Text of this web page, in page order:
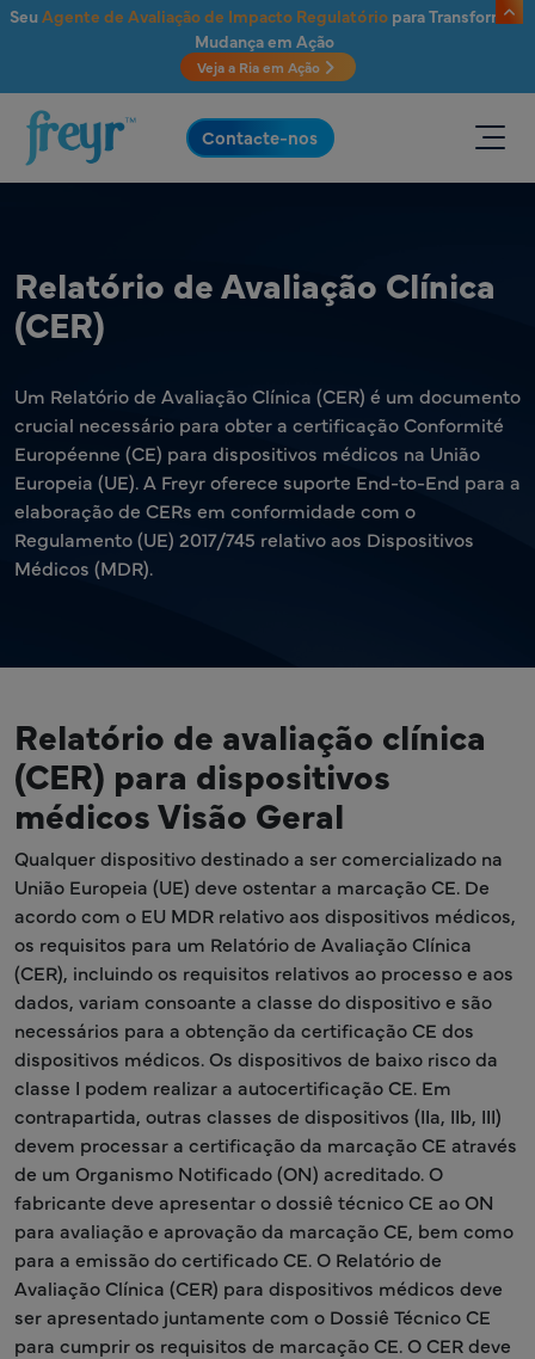
Saltar para o conteúdo principal
Seu Agente de Avaliação de Impacto Regulatóriopara Transformar
Mudança em Ação
Veja a Ria em Ação
.
Contacte-nos
Relatório de Avaliação Clínica
(CER)
Um Relatório de Avaliação Clínica (CER) é um documento
crucial necessário para obter a certificação Conformité
Européenne (CE) para dispositivos médicos na União
Europeia (UE). A Freyr oferece suporte End-to-End para a
elaboração de CERs em conformidade com o
Regulamento (UE) 2017/745 relativo aos Dispositivos
Médicos (MDR).
Relatório de avaliação clínica
(CER) para dispositivos
médicos Visão Geral
Qualquer dispositivo destinado a ser comercializado na
União Europeia (UE) deve ostentar a marcação CE. De
acordo com o EU MDR relativo aos dispositivos médicos,
os requisitos para um Relatório de Avaliação Clínica
(CER), incluindo os requisitos relativos ao processo e aos
dados, variam consoante a classe do dispositivo e são
necessários para a obtenção da certificação CE dos
dispositivos médicos. Os dispositivos de baixo risco da
classe I podem realizar a autocertificação CE. Em
contrapartida, outras classes de dispositivos (IIa, IIb, III)
devem processar a certificação da marcação CE através
de um Organismo Notificado (ON) acreditado. O
fabricante deve apresentar o dossiê técnico CE ao ON
para avaliação e aprovação da marcação CE, bem como
para a emissão do certificado CE. O Relatório de
Avaliação Clínica (CER) para dispositivos médicos deve
ser apresentado juntamente com o Dossiê Técnico CE
para cumprir os requisitos de marcação CE. O CER deve